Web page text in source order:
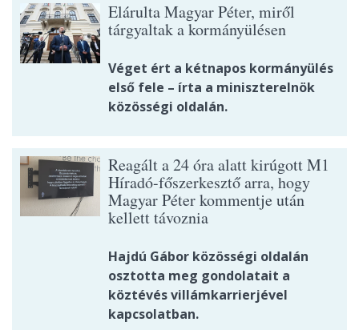
Elárulta Magyar Péter, miről
tárgyaltak a kormányülésen
Véget ért a kétnapos kormányülés
első fele – írta a miniszterelnök
közösségi oldalán.
Reagált a 24 óra alatt kirúgott M1
Híradó-főszerkesztő arra, hogy
Magyar Péter kommentje után
kellett távoznia
Hajdú Gábor közösségi oldalán
osztotta meg gondolatait a
köztévés villámkarrierjével
kapcsolatban.